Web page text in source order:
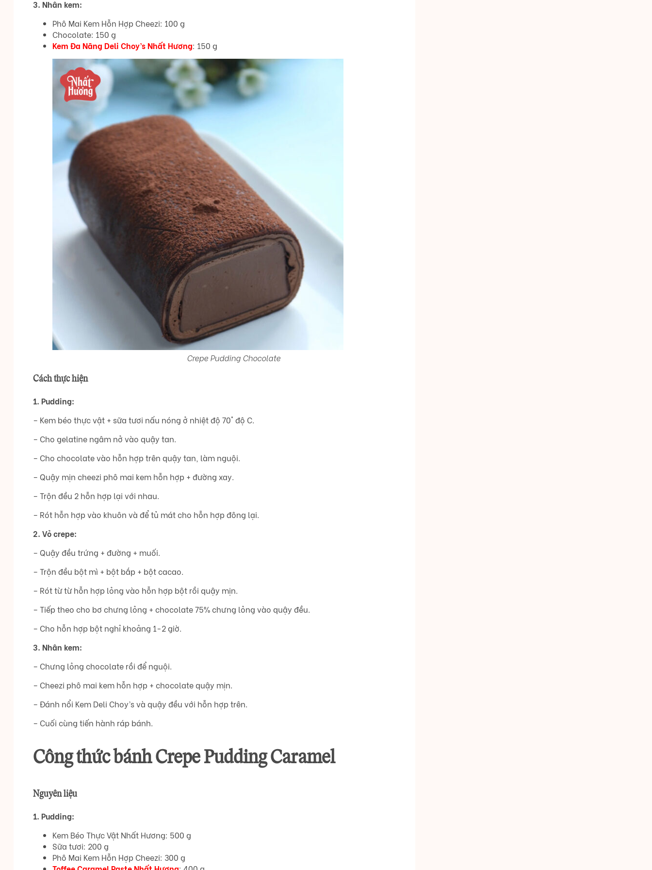
3. Nhân kem:
Phô Mai Kem Hỗn Hợp Cheezi: 100 g
Chocolate: 150 g
Kem Đa Năng Deli Choy’s Nhất Hương: 150 g
Crepe Pudding Chocolate
Cách thực hiện
1. Pudding:
– Kem béo thực vật + sữa tươi nấu nóng ở nhiệt độ 70° độ C.
– Cho gelatine ngâm nở vào quậy tan.
– Cho chocolate vào hỗn hợp trên quậy tan, làm nguội.
– Quậy mịn cheezi phô mai kem hỗn hợp + đường xay.
– Trộn đều 2 hỗn hợp lại với nhau.
– Rót hỗn hợp vào khuôn và để tủ mát cho hỗn hợp đông lại.
2. Vỏ crepe:
– Quậy đều trứng + đường + muối.
– Trộn đều bột mì + bột bắp + bột cacao.
– Rót từ từ hỗn hợp lỏng vào hỗn hợp bột rồi quậy mịn.
– Tiếp theo cho bơ chưng lỏng + chocolate 75% chưng lỏng vào quậy đều.
– Cho hỗn hợp bột nghỉ khoảng 1-2 giờ.
3. Nhân kem:
– Chưng lỏng chocolate rồi để nguội.
– Cheezi phô mai kem hỗn hợp + chocolate quậy mịn.
– Đánh nổi Kem Deli Choy’s và quậy đều với hỗn hợp trên.
– Cuối cùng tiến hành ráp bánh.
Công thức bánh Crepe Pudding Caramel
Nguyên liệu
1. Pudding:
Kem Béo Thực Vật Nhất Hương: 500 g
Sữa tươi: 200 g
Phô Mai Kem Hỗn Hợp Cheezi: 300 g